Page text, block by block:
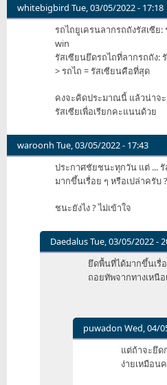
มือ
ถือ
แรง
มาก
TheOrbital
whitebigbird Tue, 03/05/2022 - 17:18
รถไถยูเครนลากรถถังรัสเซีย:
win
รัสเซียนยึดรถไถที่ลากรถถัง:
> รถไถ = รัสเซียนคือที่สุด
คงจะคิดประมาณนี้ แล้วน่าจ
รัสเซียเพื่อเรียกคะแนนด้วย
waroonh Tue, 03/05/2022 - 17:43
ประกาศชัยชนะทุกวัน แต่ ...
มากขึ้นเรื่อย ๆ หรือเปล่าครับ ?
ชนะยังไง ? ไม่เข้าใจ
DaedalusTue, 03/05/2022 -
In
ยึดพื้นที่ได้มากขึ้นเรื่
ถอยทัพจากทางเหนือ
puwadon Wed, 04/
In
แต่ถ้าจะยึด
ง่ายเหมือน